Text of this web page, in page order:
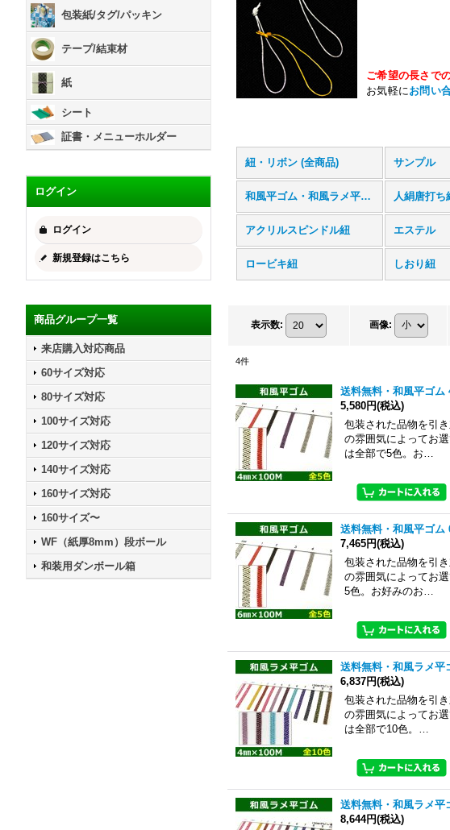
包装紙/タグ/パッキン
テープ/結束材
紙
シート
証書・メニューホルダー
ログイン
ログイン
新規登録はこちら
商品グループ一覧
来店購入対応商品
60サイズ対応
80サイズ対応
100サイズ対応
120サイズ対応
140サイズ対応
160サイズ対応
160サイズ〜
WF（紙厚8mm）段ボール
和装用ダンボール箱
ご希望の長さで
お気軽にお問い
紐・リボン (全商品) サンプル
和風平ゴム・和風ラメ平ゴム 人絹唐打ち
アクリルスピンドル紐 エステル
ロービキ紐 しおり紐
表示数: 画像:
4件
送料無料・和風平ゴム
5,580円(税込)
包装された品物を引
の雰囲気によってお
は全部で5色。お…
送料無料・和風平ゴム
7,465円(税込)
包装された品物を引
の雰囲気によってお
5色。お好みのお…
送料無料・和風ラメ平
6,837円(税込)
包装された品物を引
の雰囲気によってお
は全部で10色。…
送料無料・和風ラメ平
8,644円(税込)